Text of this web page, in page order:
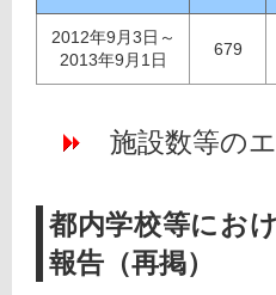
2012年9月3日～
2013年9月1日
679
施設数等の
都内学校等にお
報告（再掲）